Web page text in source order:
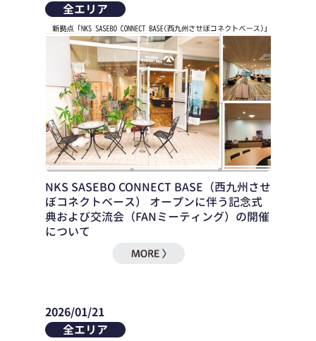
全エリア
NKS SASEBO CONNECT BASE（西九州させ
ぼコネクトベース） オープンに伴う記念式
典および交流会（FANミーティング）の開催
について
2026/01/21
全エリア